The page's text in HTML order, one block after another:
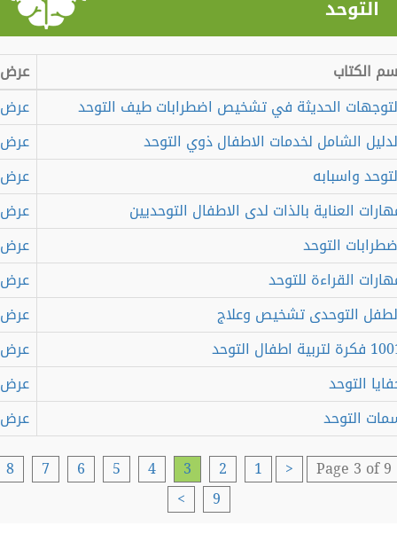
التوحد
الكتاب
عرض
الحديثة في تشخيص اضطرابات طيف التوحد
عرض
الشامل لخدمات الاطفال ذوي التوحد
عرض
واسبابه
عرض
العناية بالذات لدى الاطفال التوحديين
عرض
التوحد
عرض
القراءة للتوحد
عرض
التوحدى تشخيص وعلاج
عرض
التوحد
عرض
التوحد
عرض
التوحد
عرض
Page 3